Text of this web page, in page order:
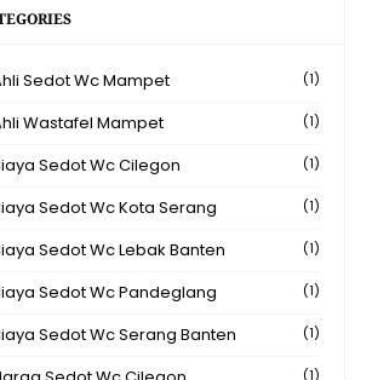
Sedot Wc Mampet (1)
Wastafel Mampet (1)
Sedot Wc Cilegon (1)
Sedot Wc Kota Serang (1)
Sedot Wc Lebak Banten (1)
Sedot Wc Pandeglang (1)
Sedot Wc Serang Banten (1)
(1)